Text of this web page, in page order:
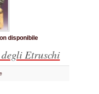
disponibile
Etruschi